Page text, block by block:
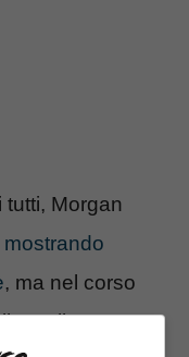
tutti, Morgan
mostrando
, ma nel corso
meglio con